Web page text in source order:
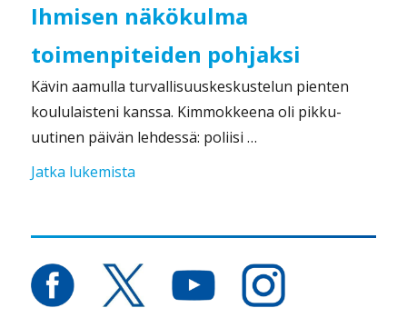
Ihmisen näkökulma
toimenpiteiden pohjaksi
Kävin aamulla turvallisuuskeskustelun pienten
koululaisteni kanssa. Kimmokkeena oli pikku-
uutinen päivän lehdessä: poliisi …
Jatka lukemista